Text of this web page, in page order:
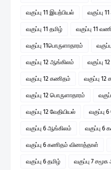
வகுப்பு 11 இயற்பியல் வகுப்பு
வகுப்பு 11 தமிழ் வகுப்பு 11
வகுப்பு 11பொருளாதாரம்
வகுப்பு 12 ஆங்கிலம் வகுப்பு
வகுப்பு 12 கணிதம் வகுப்பு
வகுப்பு 12 பொருளாதாரம்
வகுப்பு 12 வேதியியல் வகுப்பு
வகுப்பு 6 ஆங்கிலம் வகுப்பு 6
வகுப்பு 6 கணிதம் வினாத்தாள்
வகுப்பு 6 தமிழ் வகுப்பு 7